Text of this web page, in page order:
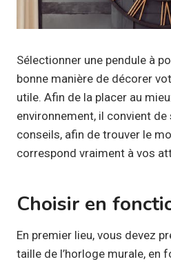
Sélectionner une pendule à
bonne manière de décorer
utile. Afin de la placer au
environnement, il convient de
conseils, afin de trouver le
correspond vraiment à vos
Choisir en
En premier lieu, vous devez
taille de l’horloge murale, en